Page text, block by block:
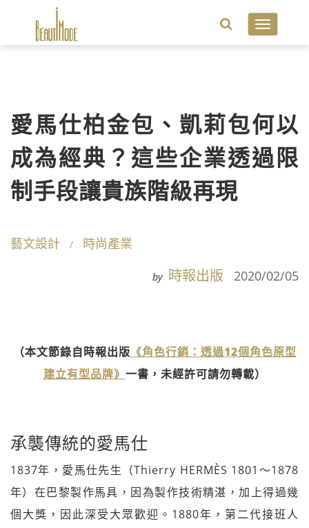
Toggle
愛馬仕柏金包、凱莉包何以
成為經典？這些企業透過限
制手段讓貴族階級再現
藝文設計 時尚產業
by 時報出版 2020/02/05
（本文節錄自時報出版 《角色行銷：透過12個角色原型
建立有型品牌》 一書，未經許可請勿轉載）
承襲傳統的愛馬仕
1837年，愛馬仕先生（Thierry HERMÈS 1801～1878
年）在巴黎製作馬具，因為製作技術精湛，加上得過幾
個大獎，因此深受大眾歡迎。1880年，第二代接班人